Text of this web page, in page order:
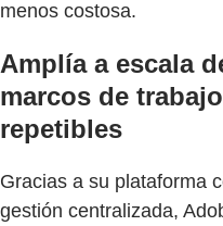
menos costosa.
Amplía a escala
marcos de
repetibles
Gracias a su plataforma
gestión centralizada,